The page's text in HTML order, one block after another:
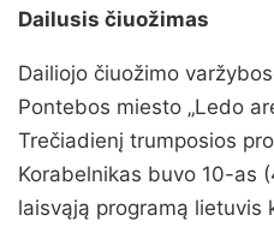
Dailusis čiuožimas
Dailiojo čiuožimo
Pontebos miesto „Ledo
Trečiadienį trumposios
Korabelnikas buvo 10-as
laisvąją programą lietuvis